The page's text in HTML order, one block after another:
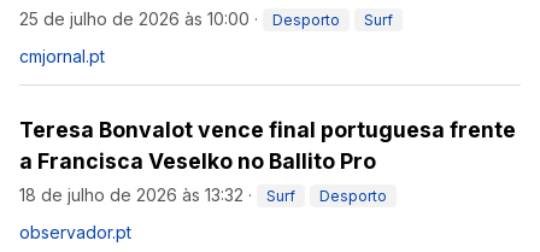
25 de julho de 2026 às 10:00 · Desporto Surf
cmjornal.pt
Teresa Bonvalot vence final portuguesa frente
a Francisca Veselko no Ballito Pro
18 de julho de 2026 às 13:32 · Surf Desporto
observador.pt